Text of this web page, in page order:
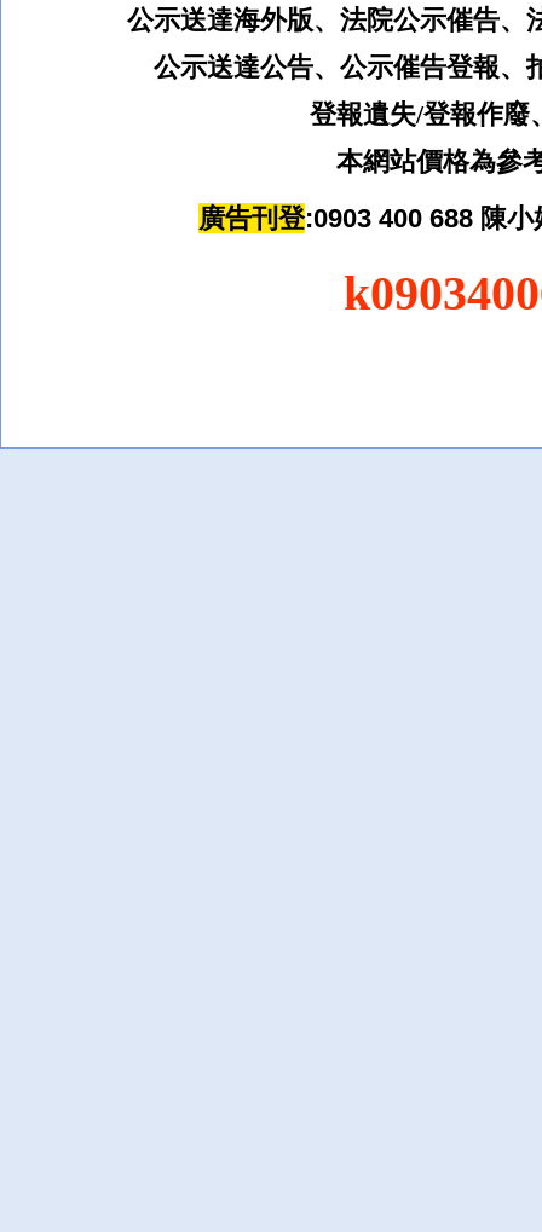
公示送達海外版、 法院公示催告、
公示送達公告、公示催告登報、
登報遺失/登報作廢
本網站價格為參
廣告刊登:0903 400 688 陳小